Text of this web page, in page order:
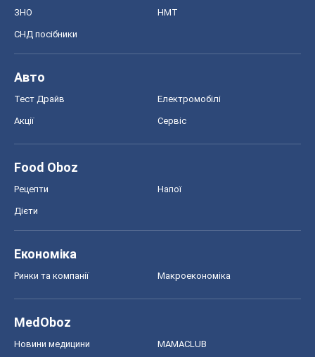
ЗНО НМТ
СНД посібники
Авто
Тест Драйв Електромобілі
Акції Сервіс
Food Oboz
Рецепти Напої
Дієти
Економіка
Ринки та компанії Макроекономіка
MedOboz
Новини медицини MAMACLUB